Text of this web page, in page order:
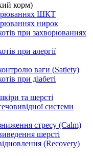
корм)
ШКТ
нирок
при захворюваннях
при алергії
ваги (Satiety)
при діабеті
та шерсті
системи
стресу (Calm)
шерсті
(Recovery)